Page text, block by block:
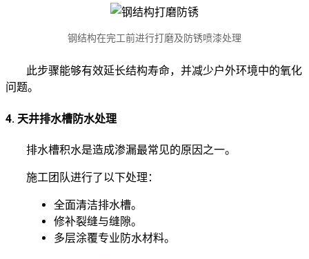
钢结构在完工前进行打磨及防锈喷漆处理
此步骤能够有效延长结构寿命，并减少户外环境中的氧化
问题。
4. 天井排水槽防水处理
排水槽积水是造成渗漏最常见的原因之一。
施工团队进行了以下处理：
全面清洁排水槽。
修补裂缝与缝隙。
多层涂覆专业防水材料。